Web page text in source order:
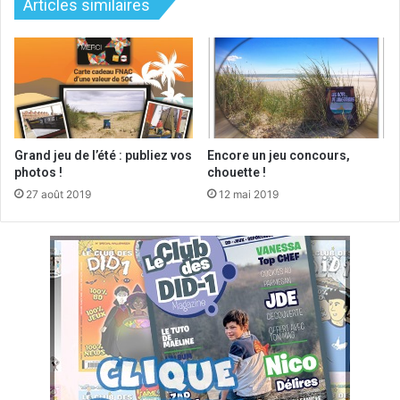
Articles similaires
Grand jeu de l’été : publiez vos
photos !
27 août 2019
Encore un jeu concours,
chouette !
12 mai 2019